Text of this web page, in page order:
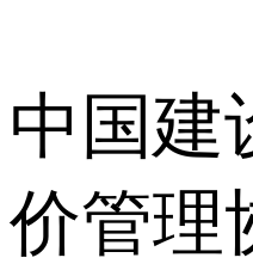
中国建
价管理